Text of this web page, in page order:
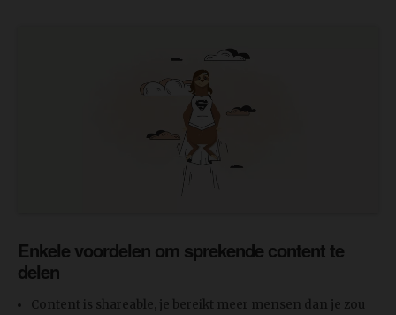
Enkele voordelen om sprekende content te
delen
Content is shareable, je bereikt meer mensen dan je zou